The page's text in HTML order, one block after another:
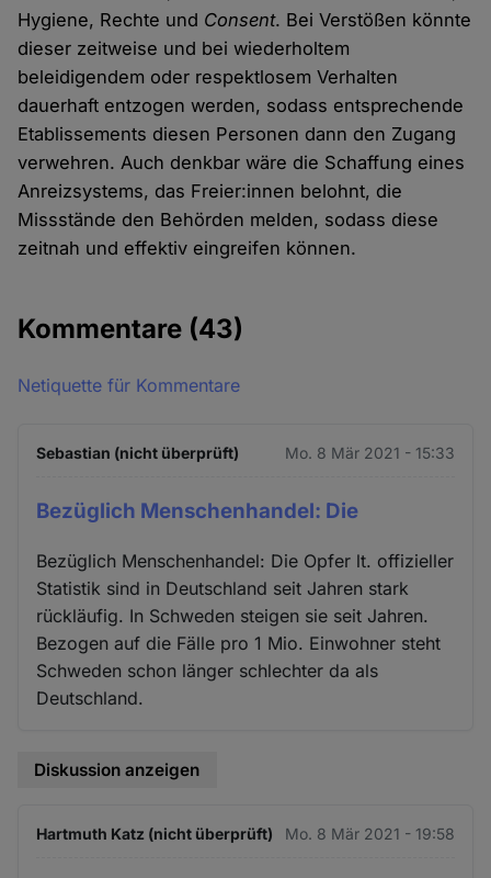
Hygiene, Rechte und Consent. Bei Verstößen könnte
dieser zeitweise und bei wiederholtem
beleidigendem oder respektlosem Verhalten
dauerhaft entzogen werden, sodass entsprechende
Etablissements diesen Personen dann den Zugang
verwehren. Auch denkbar wäre die Schaffung eines
Anreizsystems, das Freier:innen belohnt, die
Missstände den Behörden melden, sodass diese
zeitnah und effektiv eingreifen können.
Kommentare (43)
Netiquette für Kommentare
Sebastian (nicht überprüft) Mo. 8 Mär 2021 - 15:33
Bezüglich Menschenhandel: Die
Bezüglich Menschenhandel: Die Opfer lt. offizieller
Statistik sind in Deutschland seit Jahren stark
rückläufig. In Schweden steigen sie seit Jahren.
Bezogen auf die Fälle pro 1 Mio. Einwohner steht
Schweden schon länger schlechter da als
Deutschland.
Diskussion anzeigen
Hartmuth Katz (nicht überprüft) Mo. 8 Mär 2021 - 19:58